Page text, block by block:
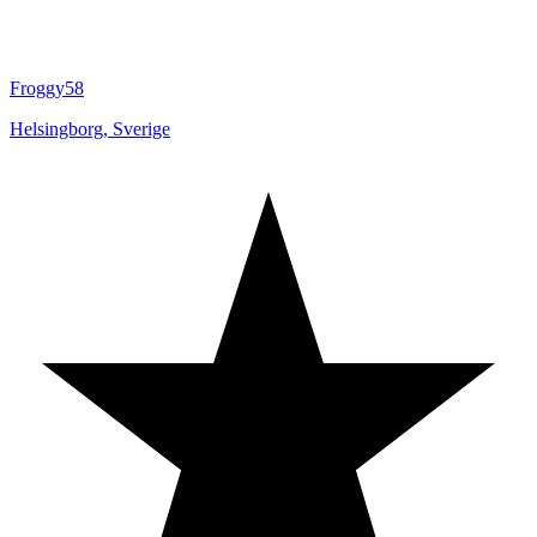
Froggy58
Helsingborg, Sverige